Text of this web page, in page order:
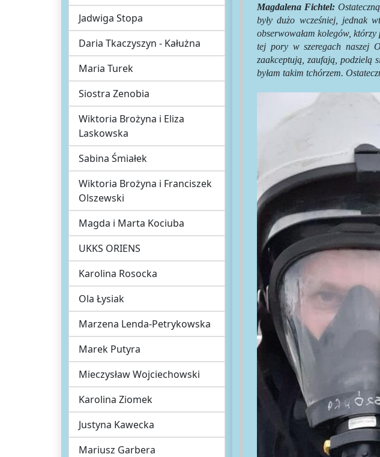
Jadwiga Stopa
Daria Tkaczyszyn - Kałużna
Maria Turek
Siostra Zenobia
Wiktoria Brożyna i Eliza
Laskowska
Sabina Śmiałek
Wiktoria Brożyna i Franciszek
Olszewski
Magda i Marta Kociuba
UKKS ORIENS
Karolina Rosocka
Ola Łysiak
Marzena Lenda-Petrykowska
Marek Putyra
Mieczysław Wojciechowski
Karolina Ziomek
Justyna Kawecka
Mariusz Garbera
Magdalena Fichtel:
były dużo wcześniej, jednak
obserwowałam kolegów,
tej pory w szeregach naszej
zaakceptują, zaufają, podzielą
byłam takim tchórzem.